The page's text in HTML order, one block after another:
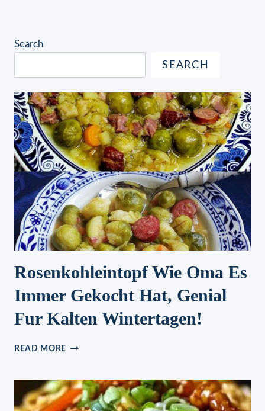
Search
SEARCH
Rosenkohleintopf Wie Oma Es
Immer Gekocht Hat, Genial
Fur Kalten Wintertagen!
READ MORE ROSENKOHLEINTOPF
ES
IMMER
GEKOCHT